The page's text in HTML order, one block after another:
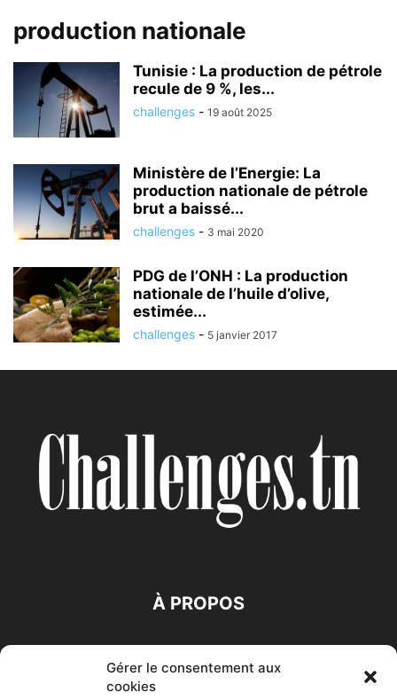
Gérer le consentement aux
cookies
production nationale
Tunisie : La production de pétrole
recule de 9 %, les...
challenges - 19 août 2025
Ministère de l’Energie: La
production nationale de pétrole
brut a baissé...
challenges - 3 mai 2020
PDG de l’ONH : La production
nationale de l’huile d’olive,
estimée...
challenges - 5 janvier 2017
À PROPOS